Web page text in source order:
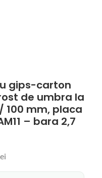
gips-carton
de umbra la
100 mm, placa
– bara 2,7